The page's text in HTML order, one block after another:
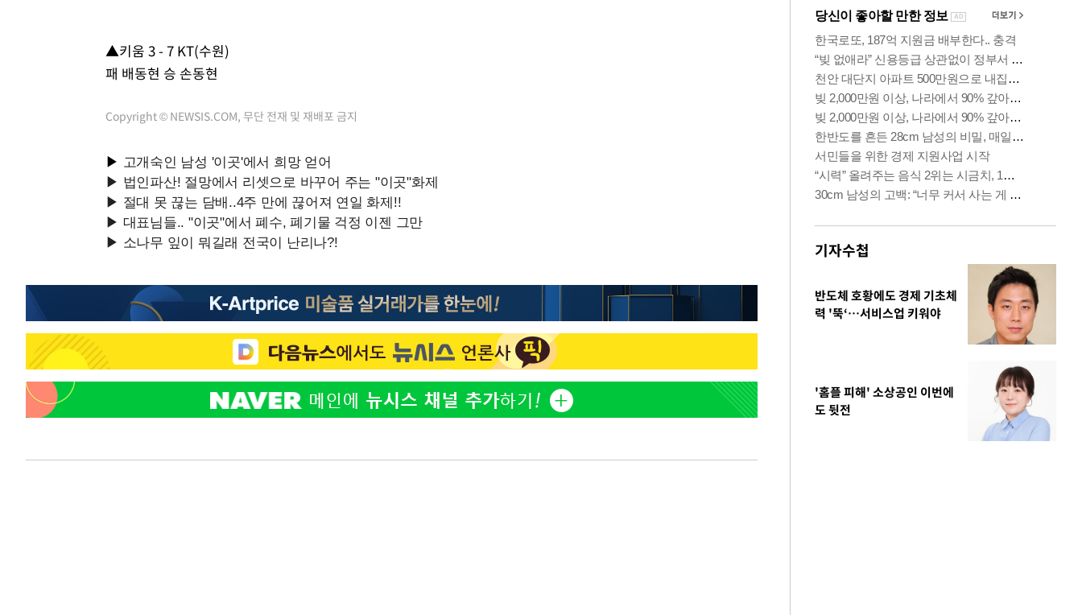
▲키움 3 - 7 KT(수원)
패 배동현 승 손동현
Copyright © NEWSIS.COM, 무단 전재 및 재배포 금지
기자수첩
반도체 호황에도 경제 기초체
력 '뚝‘…서비스업 키워야
'홈플 피해' 소상공인 이번에
도 뒷전